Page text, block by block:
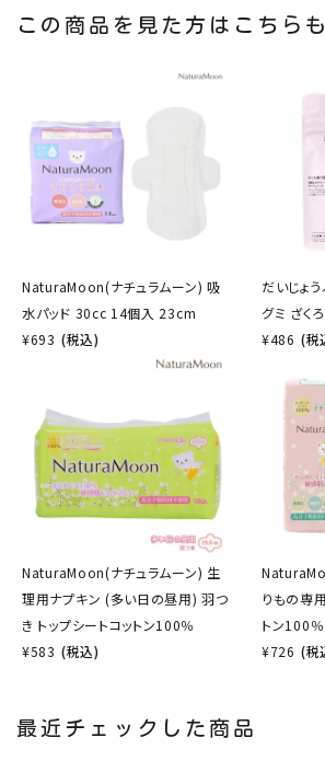
この商品を見た方はこちら
NaturaMoon(ナチュラムーン) 吸
水パッド 30cc 14個入 23cm
¥693 (税込)
だいじょ
グミ ざく
¥486 (税
NaturaMoon(ナチュラムーン) 生
理用ナプキン (多い日の昼用) 羽つ
き トップシートコットン100％
¥583 (税込)
りもの専
トン100％
¥726 (税
最近チェックした商品